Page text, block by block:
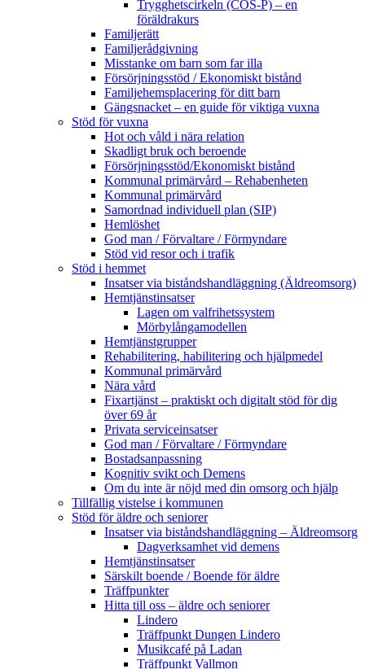
Trygghetscirkeln (COS-P) – en
föräldrakurs
Familjerätt
Familjerådgivning
Misstanke om barn som far illa
Försörjningsstöd / Ekonomiskt bistånd
Familjehemsplacering för ditt barn
Gängsnacket – en guide för viktiga vuxna
Stöd för vuxna
Hot och våld i nära relation
Skadligt bruk och beroende
Försörjningsstöd/Ekonomiskt bistånd
Kommunal primärvård – Rehabenheten
Kommunal primärvård
Samordnad individuell plan (SIP)
Hemlöshet
God man / Förvaltare / Förmyndare
Stöd vid resor och i trafik
Stöd i hemmet
Insatser via biståndshandläggning (Äldreomsorg)
Hemtjänstinsatser
Lagen om valfrihetssystem
Mörbylångamodellen
Hemtjänstgrupper
Rehabilitering, habilitering och hjälpmedel
Kommunal primärvård
Nära vård
Fixartjänst – praktiskt och digitalt stöd för dig
över 69 år
Privata serviceinsatser
God man / Förvaltare / Förmyndare
Bostadsanpassning
Kognitiv svikt och Demens
Om du inte är nöjd med din omsorg och hjälp
Tillfällig vistelse i kommunen
Stöd för äldre och seniorer
Insatser via biståndshandläggning – Äldreomsorg
Dagverksamhet vid demens
Hemtjänstinsatser
Särskilt boende / Boende för äldre
Träffpunkter
Hitta till oss – äldre och seniorer
Lindero
Träffpunkt Dungen Lindero
Musikcafé på Ladan
Träffpunkt Vallmon